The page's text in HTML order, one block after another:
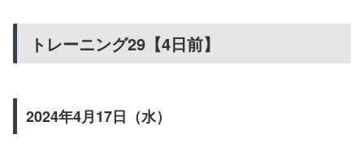
トレーニング29【4日前】
2024年4月17日（水）